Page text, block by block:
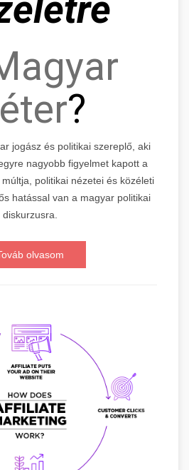
?
jogász és politikai szereplő, aki
nagyobb figyelmet kapott a
politikai nézetei és közéleti
hatással van a magyar politikai
diskurzusra.
olvasom